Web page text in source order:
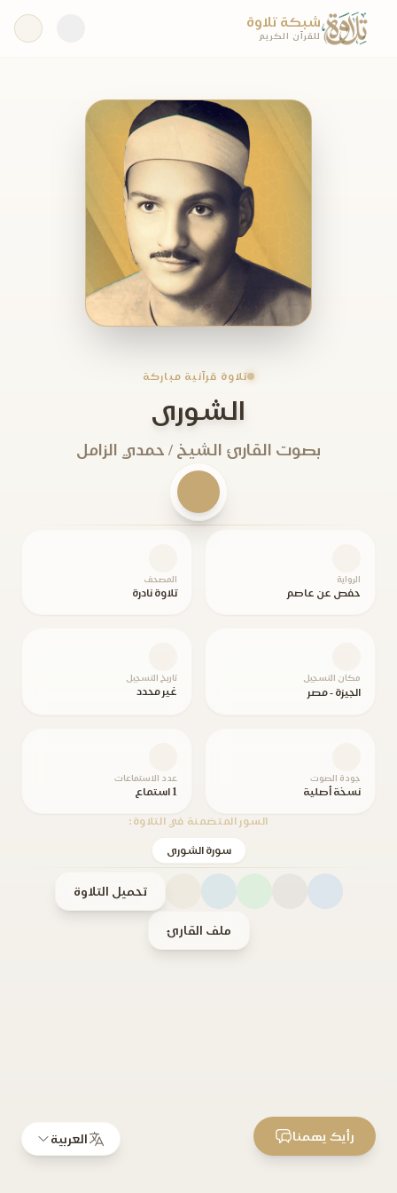
شبكة تلاوة
للقرآن الكريم
تلاوة قرآنية مباركة
الشورى
بصوت القارئ الشيخ / حمدي الزامل
الرواية
حفص عن عاصم
المصحف
تلاوة نادرة
مكان التسجيل
الجيزة - مصر
تاريخ التسجيل
غير محدد
جودة الصوت
نسخة أصلية
عدد الاستماعات
1 استماع
السور المتضمنة في التلاوة:
سورة الشورى
تحميل التلاوة
ملف القارئ
العربية رأيك يهمنا